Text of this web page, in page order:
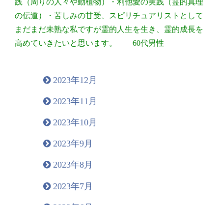
践（周りの人々や動植物）・利他愛の実践（霊的真理
の伝道）・苦しみの甘受、スピリチュアリストとして
まだまだ未熟な私ですが霊的人生を生き、霊的成長を
高めていきたいと思います。 60代男性
2023年12月
2023年11月
2023年10月
2023年9月
2023年8月
2023年7月